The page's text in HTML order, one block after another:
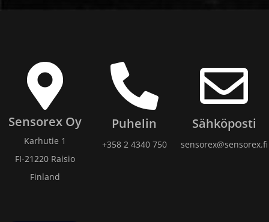
Sensorex Oy
Karhutie 1
FI-21220 Raisio
Finland
Puhelin
+358 2 4340 750​
Sähköposti
sensorex@sensorex.fi